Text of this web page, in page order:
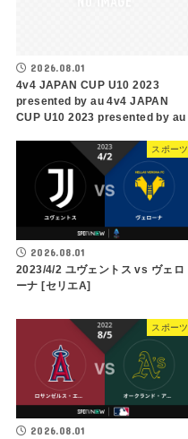
2026.08.01
4v4 JAPAN CUP U10 2023
presented by au 4v4 JAPAN
CUP U10 2023 presented by au
スポーツ
2026.08.01
2023/4/2 ユヴェントス vs ヴェロ
ーナ [セリエA]
スポーツ
2026.08.01